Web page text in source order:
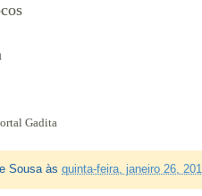
Gadita
Sousa às quinta-feira, janeiro 26,